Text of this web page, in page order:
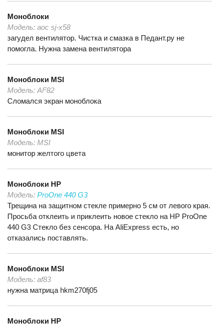
Моноблоки
Модель: aoc sj-x58
загудел вентилятор. Чистка и смазка в Педант.ру не
помогла. Нужна замена вентилятора
Моноблоки MSI
Модель: AF82
Сломался экран моноблока
Моноблоки MSI
Модель: MSI
монитор желтого цвета
Моноблоки HP
Модель: ProOne 440 G3
Трещина на защитном стекле примерно 5 см от левого края.
Просьба отклеить и приклеить новое стекло на HP ProOne
440 G3 Стекло без сенсора. На AliExpress есть, но
отказались поставлять.
Моноблоки MSI
Модель: af83
нужна матрица hkm270fj05
Моноблоки HP